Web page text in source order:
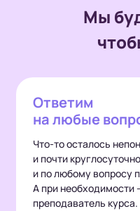
Мы
Ответим
на любые
Что-то осталось
и почти
и по любому вопросу
А при необходимости
преподаватель курса.